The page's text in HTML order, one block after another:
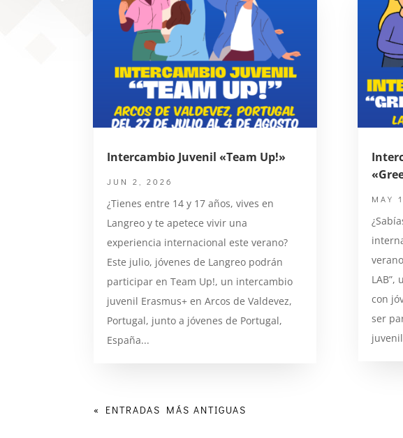
Intercambio Juvenil «Team Up!»
JUN 2, 2026
¿Tienes entre 14 y 17 años, vives en
Langreo y te apetece vivir una
experiencia internacional este verano?
Este julio, jóvenes de Langreo podrán
participar en Team Up!, un intercambio
juvenil Erasmus+ en Arcos de Valdevez,
Portugal, junto a jóvenes de Portugal,
España...
MAY
con
ser
« ENTRADAS MÁS ANTIGUAS